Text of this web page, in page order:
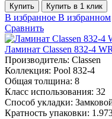
Купить Купить в 1 клик
В избранное В избранном
Сравнить
Ламинат Classen 832-4
Производитель: Classen
Коллекция: Pool 832-4
Общая толщина: 8
Класс использования: 32
Способ укладки:
Кратность упаковки: